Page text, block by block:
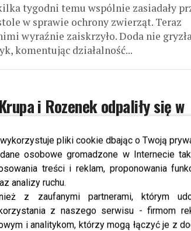
pliki cookie dbając o Twoją
osobowe gromadzone w Internecie
treści i reklam, proponowania
analizy ruchu.
z zaufanymi partnerami, którym
z naszego serwisu - firmom
i analitykom, którzy mogą łączyć je z
tygodni temu wspólnie zasiadały
w sprawie ochrony zwierząt. Teraz
wyraźnie zaiskrzyło. Doda nie gryzła
komentując działalność...
i Rozenek odpaliły się w
Nie przebierały w słowach
zaczął się od wydarzeń, które przeniosły
prosto na sejmowe korytarze.
posiedzenie komisji ds. ochrony
się w emocjonującą
gwiazd, polityków...